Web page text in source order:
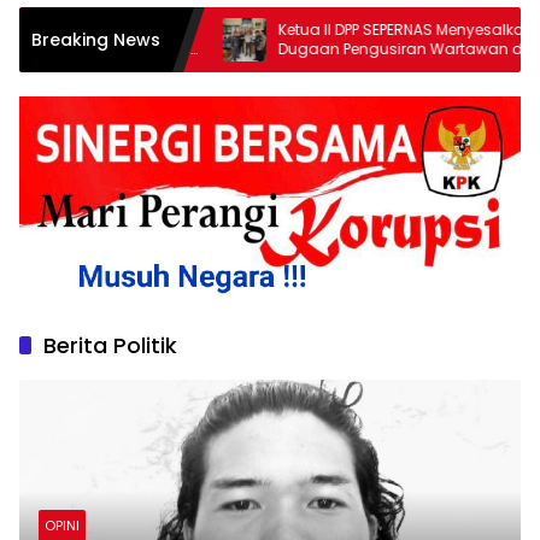
Breaking News
on The
Ketua II DPP SEPERNAS Menyesalkan
Dugaan Pengusiran Wartawan di PN
Watansoppeng, Redaksi Siapkan Surat
Berita Politik
OPINI